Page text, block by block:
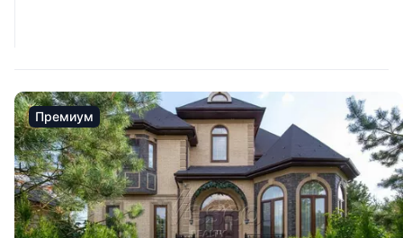
Премиум